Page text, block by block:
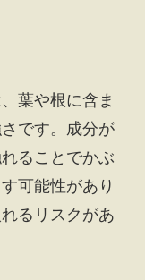
葉や根に含ま
です。成分が
ることでかぶ
可能性があり
るリスクがあ